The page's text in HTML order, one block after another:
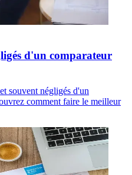
d'un comparateur
souvent négligés d'un
comment faire le meilleur